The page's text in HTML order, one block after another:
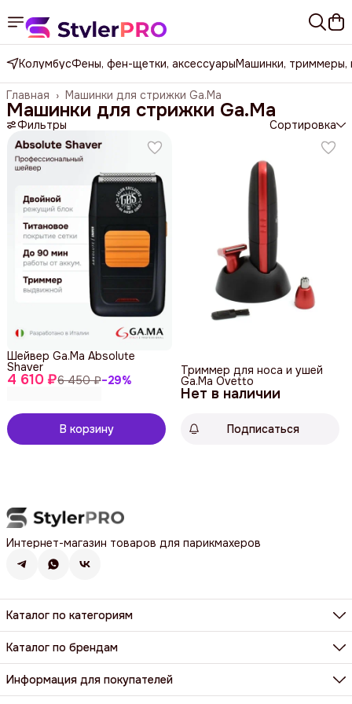
КолумбусФены, фен-щетки, аксессуарыМашинки, триммеры,
Машинки для стрижки Ga.Ma
Главная ›
Машинки для стрижки Ga.Ma
Фильтры Сортировка
4 610 ₽6 450 ₽−29%
Шейвер Ga.Ma Absolute
Shaver
В корзину
Нет в наличии
Триммер для носа и ушей
Ga.Ma Ovetto
Подписаться
Интернет-магазин товаров для парикмахеров
Каталог по категориям
Фены, фен-щетки, аксессуары
Машинки, триммеры, шейверы
Щипцы, плойки, стайлеры
Парикмахерские ножницы и бритвы
Каталог по брендам
BaByliss Pro
Dewal
Harizma
Информация для покупателей
Доставка и оплата